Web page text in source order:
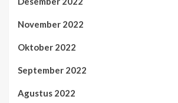
November 2022
Oktober 2022
September 2022
Agustus 2022